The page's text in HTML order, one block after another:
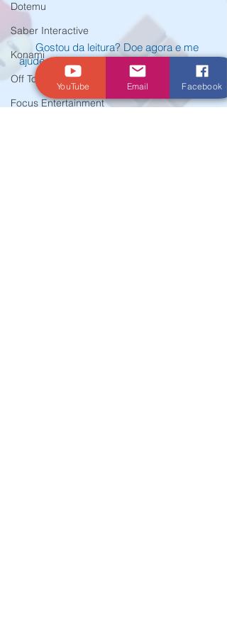
Dotemu
Saber Interactive
Konami
Off Topic
Focus Entertainment
Gostou da leitura? Doe agora e me
ajude a proporcionar notícias e análises
aos meus leitores
YouTube Email Facebook